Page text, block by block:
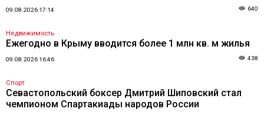
09.08.2026 17:14 640
Недвижимость
Ежегодно в Крыму вводится более 1 млн кв. м жилья
09.08.2026 16:46 438
Спорт
Севастопольский боксер Дмитрий Шиповский стал
чемпионом Спартакиады народов России